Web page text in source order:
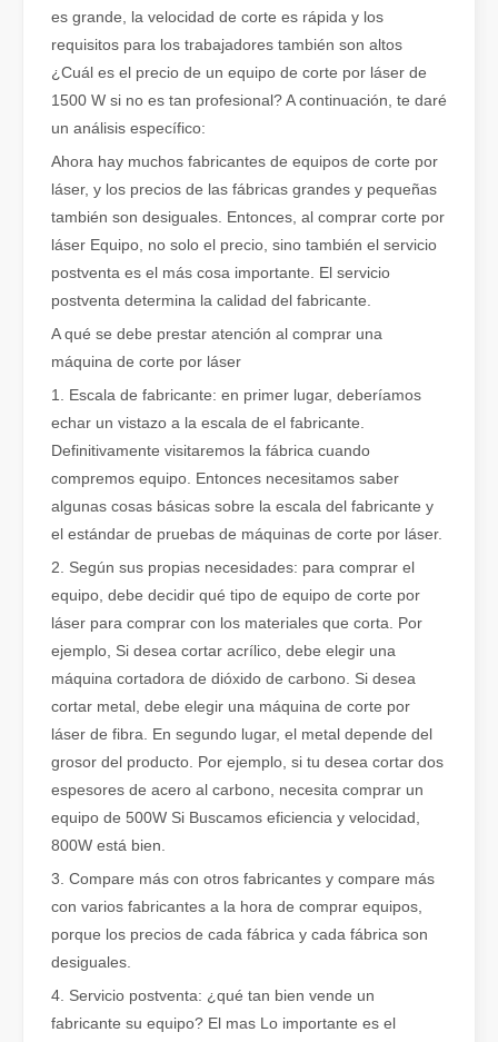
¿Qué es el corte por láser de tubos?
El corte por láser de tubos es una tecnología clave en la
Cómo elegir su compañero de trabajo: máquina de corte por láser
El corte de metal por láser es un método de precisión que se
El corte por láser de láminas de metal es un método de corte muy utilizado.
El corte por láser de láminas de metal es un método de corte
es grande, la velocidad de corte es rápida y los
requisitos para los trabajadores también son altos
¿Cuál es el precio de un equipo de corte por láser de
1500 W si no es tan profesional? A continuación, te daré
un análisis específico:
Ahora hay muchos fabricantes de equipos de corte por
láser, y los precios de las fábricas grandes y pequeñas
también son desiguales. Entonces, al comprar corte por
láser Equipo, no solo el precio, sino también el servicio
postventa es el más cosa importante. El servicio
postventa determina la calidad del fabricante.
A qué se debe prestar atención al comprar una
máquina de corte por láser
1. Escala de fabricante: en primer lugar, deberíamos
echar un vistazo a la escala de el fabricante.
Definitivamente visitaremos la fábrica cuando
compremos equipo. Entonces necesitamos saber
algunas cosas básicas sobre la escala del fabricante y
el estándar de pruebas de máquinas de corte por láser.
2. Según sus propias necesidades: para comprar el
equipo, debe decidir qué tipo de equipo de corte por
láser para comprar con los materiales que corta. Por
ejemplo, Si desea cortar acrílico, debe elegir una
máquina cortadora de dióxido de carbono. Si desea
cortar metal, debe elegir una máquina de corte por
láser de fibra. En segundo lugar, el metal depende del
grosor del producto. Por ejemplo, si tu desea cortar dos
espesores de acero al carbono, necesita comprar un
equipo de 500W Si Buscamos eficiencia y velocidad,
800W está bien.
3. Compare más con otros fabricantes y compare más
con varios fabricantes a la hora de comprar equipos,
porque los precios de cada fábrica y cada fábrica son
desiguales.
4. Servicio postventa: ¿qué tan bien vende un
fabricante su equipo? El mas Lo importante es el